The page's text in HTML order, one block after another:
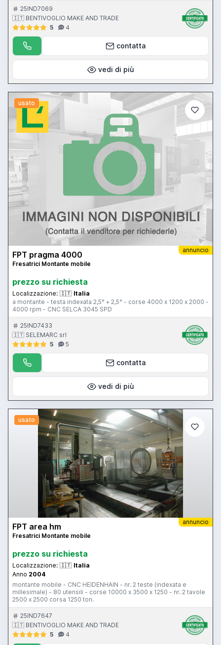
25IND7069
🇮🇹 BENTIVOGLIO MAKE AND TRADE
5
4
contatta
vedi di più
usato
annuncio
FPT pragma 4000
Fresatrici Montante mobile
prezzo su richiesta
Localizzazione: 🇮🇹 Italia
a montante - testa indexata 2,5° + 2,5° - corse 4000 x 1200 x 2000 -
4000 rpm - CNC SELCA 3045 SPD
25IND7433
🇮🇹 SELEMARC srl
5
5
contatta
vedi di più
usato
annuncio
FPT area hm
Fresatrici Montante mobile
prezzo su richiesta
Localizzazione: 🇮🇹 Italia
Anno 2004
montante mobile - CNC HEIDENHAIN - nr. 2 teste (indexata e
millesimale) - 80 utensili - corse 10000 x 3500 x 1250 - nr. 2 tavole
2500 x 2500 corsa 1250 ton.
25IND7647
🇮🇹 BENTIVOGLIO MAKE AND TRADE
5
4